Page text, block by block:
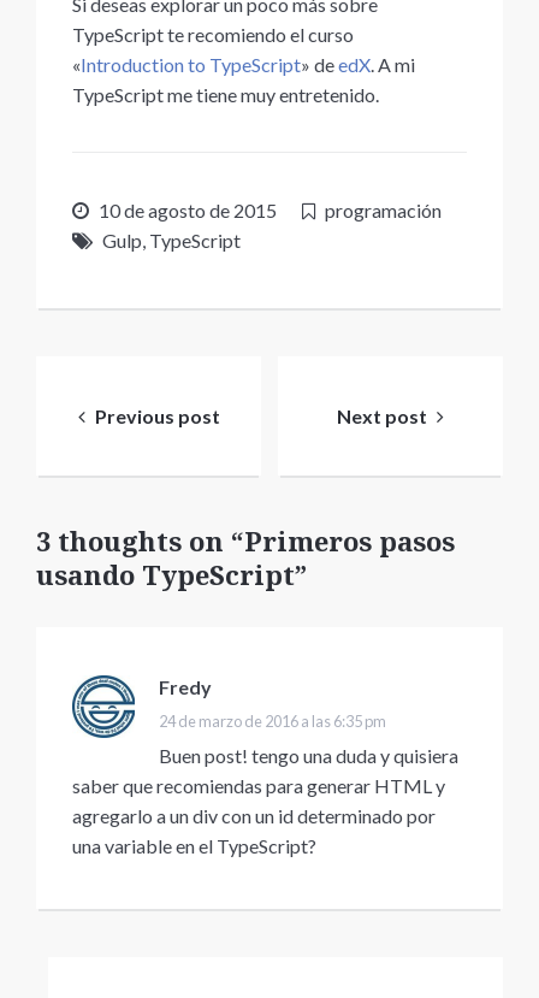
TypeScript te recomiendo el curso
«Introduction to TypeScript» deedX. A mi
TypeScript me tiene muy entretenido.
10 de agosto de 2015
programación
Gulp, TypeScript
entradas
Previous post Next post
3 thoughts on “Primeros pasos
usando TypeScript”
Fredy
24 de marzo de 2016 a las 6:35 pm
Buen post! tengo una duda y quisiera
saber que recomiendas para generar HTML y
agregarlo a un div con un id determinado por
una variable en el TypeScript?